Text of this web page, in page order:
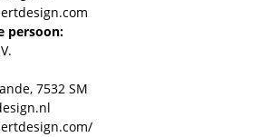
persoon:
7532 SM